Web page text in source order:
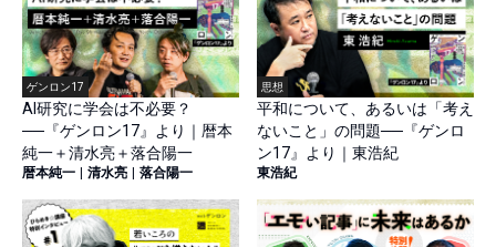
ゲンロン17
AI研究に学会は不必要？
──『ゲンロン17』より｜暦本
純一＋清水亮＋落合陽一
暦本純一 | 清水亮 | 落合陽一
思想
平和について、あるいは「考え
ないこと」の問題──『ゲンロ
ン17』より｜東浩紀
東浩紀